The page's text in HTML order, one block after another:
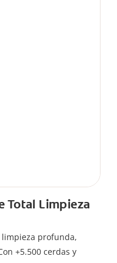
Total Limpieza
limpieza profunda,
+5.500 cerdas y